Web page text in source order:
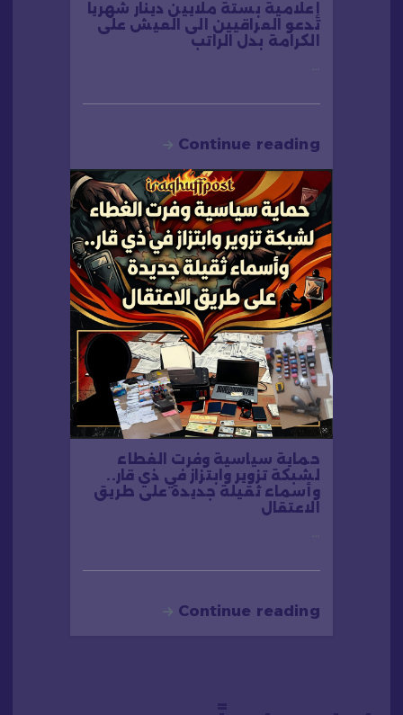
إعلامية بستة ملايين دينار شهريا
تدعو العراقيين الى العيش على
الكرامة بدل الراتب
Continue reading
حماية سياسية وفرت الغطاء
لشبكة تزوير وابتزاز في ذي قار..
وأسماء ثقيلة جديدة على طريق
الاعتقال
Continue reading